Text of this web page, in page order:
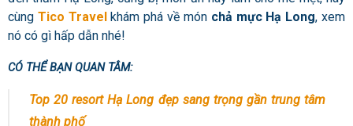
cùng Tico Travel khám phá về món chả mực Hạ Long, xem
nó có gì hấp dẫn nhé!
CÓ THỂ BẠN QUAN TÂM:
Top 20 resort Hạ Long đẹp sang trọng gần trung tâm
thành phố